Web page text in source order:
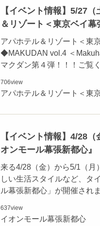
【イベント情報】5/27
＆リゾート＜東京ベイ幕
アパホテル＆リゾート＜東
◆MAKUDAN vol.4 ＜
マクダン第４弾！！！ご覧
706view
アパホテル＆リゾート＜東
【イベント情報】4/28
オンモール幕張新都心』
来る4/28（金）から5/1（月
しい生活スタイルなど、タ
ル幕張新都心」が開催され
637view
イオンモール幕張新都心